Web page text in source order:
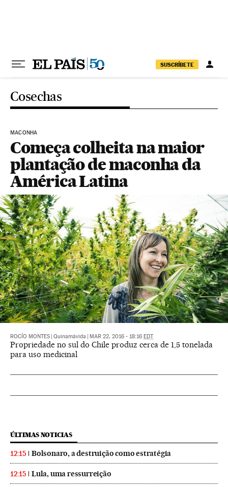
SUSCRÍBETE
Cosechas
MACONHA
Começa colheita na maior
plantação de maconha da
América Latina
ROCÍO MONTES Quinamávida MAR 22, 2016 - 18:16 EDT
Propriedade no sul do Chile produz cerca de 1,5 tonelada
para uso medicinal
ÚLTIMAS NOTICIAS
12:15 Bolsonaro, a destruição como estratégia
12:15 Lula, uma ressurreição